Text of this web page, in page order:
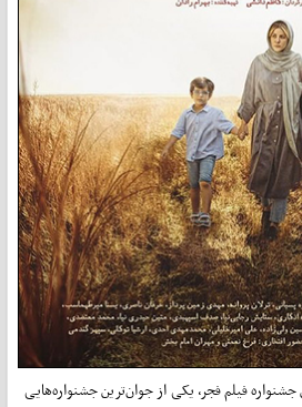
فیلم فجر، یکی از جوان‌ترین جشنواره‌هایی